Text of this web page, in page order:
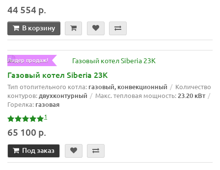
44 554 р.
В корзину
Лидер продаж!
Газовый котел Siberia 23K
Тип отопительного котла: газовый, конвекционный
Количество
контуров:двухконтурный Макс. тепловая мощность:23.20 кВт
Горелка: газовая
1
65 100 р.
Под заказ